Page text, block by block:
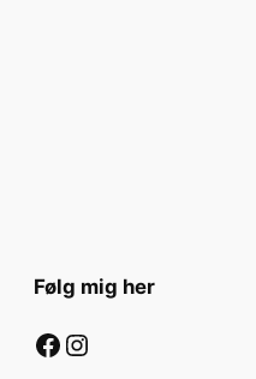
Følg mig her
Facebook Instagram